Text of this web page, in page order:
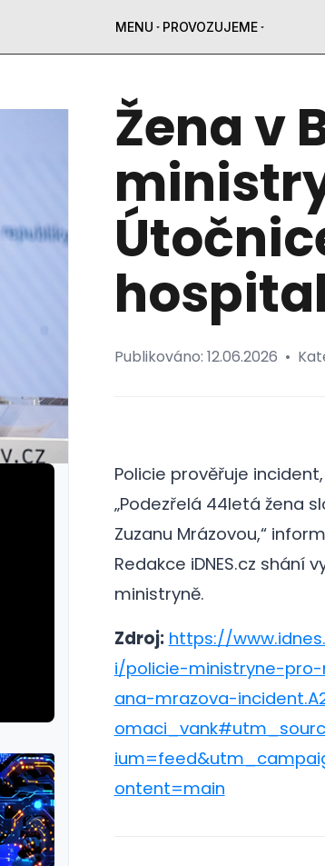
MENU PROVOZUJEME
Žena v
Publikováno: 12.06.2026 •
Policie prověřuje
„Podezřelá 44letá žena
Zuzanu Mrázovou,“
Redakce iDNES.cz shání
ministryně.
Zdroj: https://
i/policie-ministryne-
ana-mrazova-
ontent=main